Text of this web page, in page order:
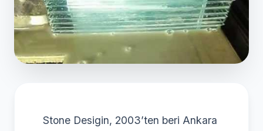
Stone Desigin, 2003’ten beri Ankara